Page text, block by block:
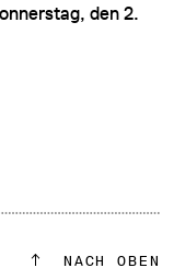
den 2.
NACH OBEN